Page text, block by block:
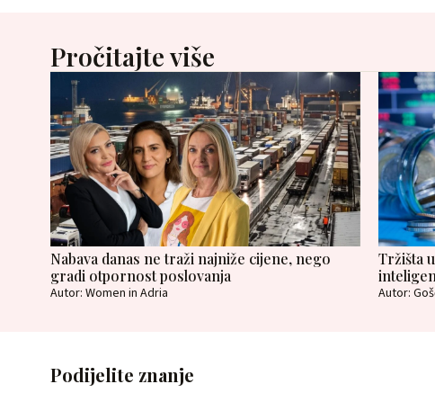
Pročitajte više
Nabava danas ne traži najniže cijene, nego
gradi otpornost poslovanja
Autor: Women in Adria
Tržišta
Autor:
Podijelite znanje